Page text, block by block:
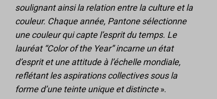
soulignant ainsi la relation entre la culture et la
couleur. Chaque année, Pantone sélectionne
une couleur qui capte l’esprit du temps. Le
lauréat “Color of the Year” incarne un état
d’esprit et une attitude à l’échelle mondiale,
reflétant les aspirations collectives sous la
forme d’une teinte unique et distincte».